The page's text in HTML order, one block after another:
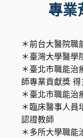
專業
＊前台大醫院職
＊臺灣大學醫學
＊臺北市職能治
師專業貢獻獎 得
＊臺北市職能治
＊臨床醫事人員
認證教師
＊多所大學職能